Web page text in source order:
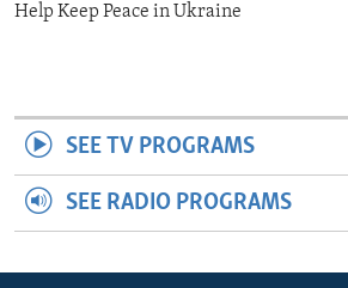
Help Keep Peace in Ukraine
SEE TV PROGRAMS
SEE RADIO PROGRAMS